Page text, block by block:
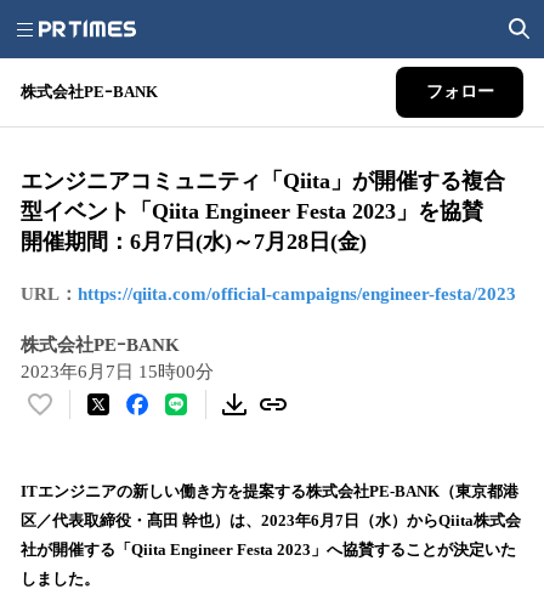
株式会社PEｰBANK フォロー
エンジニアコミュニティ「Qiita」が開催する複合
型イベント「Qiita Engineer Festa 2023」を協賛
開催期間：6月7日(水)～7月28日(金)
URL： https://qiita.com/official-campaigns/engineer-festa/2023
株式会社PEｰBANK
2023年6月7日 15時00分
い
！
数
を
読
ITエンジニアの新しい働き方を提案する株式会社PE-BANK（東京都港
区／代表取締役・髙田 幹也）は、2023年6月7日（水）からQiita株式会
社が開催する「Qiita Engineer Festa 2023」へ協賛することが決定いた
しました。